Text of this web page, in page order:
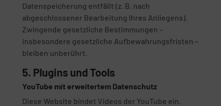
Datenspeicherung entfällt (z. B. nach
abgeschlossener Bearbeitung Ihres Anliegens).
Zwingende gesetzliche Bestimmungen –
insbesondere gesetzliche Aufbewahrungsfristen –
bleiben unberührt.
5. Plugins und Tools
YouTube mit erweitertem Datenschutz
Diese Website bindet Videos der YouTube ein.